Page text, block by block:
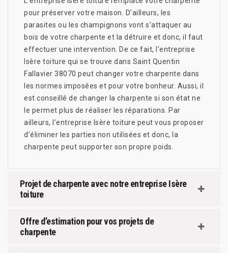
pour préserver votre maison. D’ailleurs, les
parasites ou les champignons vont s’attaquer au
bois de votre charpente et la détruire et donc, il faut
effectuer une intervention. De ce fait, l’entreprise
Isère toiture qui se trouve dans Saint Quentin
Fallavier 38070 peut changer votre charpente dans
les normes imposées et pour votre bonheur. Aussi, il
est conseillé de changer la charpente si son état ne
le permet plus de réaliser les réparations. Par
ailleurs, l’entreprise Isère toiture peut vous proposer
d’éliminer les parties non utilisées et donc, la
charpente peut supporter son propre poids.
Projet de charpente avec notre entreprise Isère
toiture
Offre d’estimation pour vos projets de
charpente